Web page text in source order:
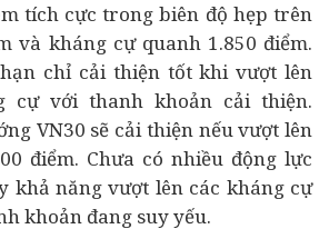
tích cực trong biên độ hẹp trên
và kháng cự quanh 1.850 điểm.
chỉ cải thiện tốt khi vượt lên
cự với thanh khoản cải thiện.
VN30 sẽ cải thiện nếu vượt lên
điểm. Chưa có nhiều động lực
khả năng vượt lên các kháng cự
khoản đang suy yếu.